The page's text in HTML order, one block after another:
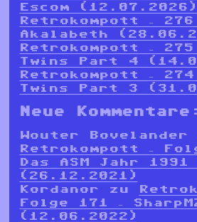
Escom (12.07.2026)
Retrokompott – 276
Akalabeth
Retrokompott –
Twins Part 4
Retrokompott –
Twins Part 3
Neue Kommentare:
Wouter Bovelander
Retrokompott –
Das ASM Jahr
(26.12.2021)
Kordanor zu
Folge 171 –
(12.06.2022)